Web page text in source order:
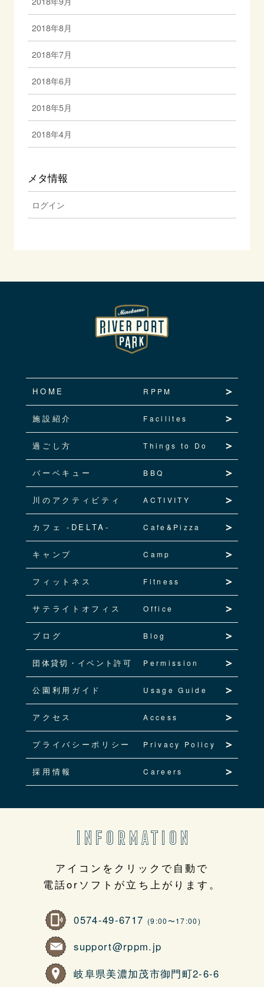
2018年8月
2018年7月
2018年6月
2018年5月
2018年4月
メタ情報
ログイン
HOME RPPM
施設紹介 Facilites
過ごし方 Things to Do
バーベキュー BBQ
川のアクティビティ ACTIVITY
カフェ -DELTA- Cafe&Pizza
キャンプ Camp
フィットネス Fitness
サテライトオフィス Office
ブログ Blog
団体貸切・イベント許可 Permission
公園利用ガイド Usage Guide
アクセス Access
プライバシーポリシー Privacy Policy
採用情報 Careers
INFORMATION
アイコンをクリックで自動で
電話orソフトが立ち上がります。
0574-49-6717 (9:00〜17:00)
support@rppm.jp
岐阜県美濃加茂市御門町2-6-6